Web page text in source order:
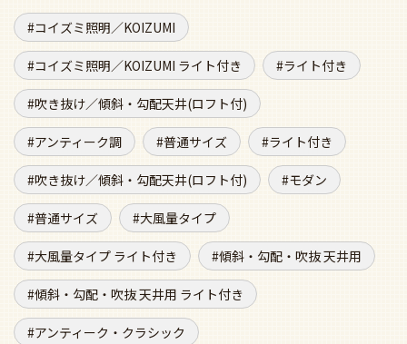
コイズミ照明／KOIZUMI
コイズミ照明／KOIZUMI ライト付き ライト付き
吹き抜け／傾斜・勾配天井(ロフト付)
アンティーク調 普通サイズ ライト付き
吹き抜け／傾斜・勾配天井(ロフト付) モダン
普通サイズ 大風量タイプ
大風量タイプ ライト付き 傾斜・勾配・吹抜 天井用
傾斜・勾配・吹抜 天井用 ライト付き
アンティーク・クラシック